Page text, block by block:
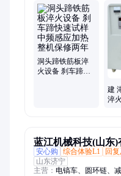
洞头蹄铁筋板淬
火设备 刹车蹄快
建
淬
蓝江机械科技(山东)
安心购
综合体验L1 回
山东济宁
主营： 电镐车、圆环链、